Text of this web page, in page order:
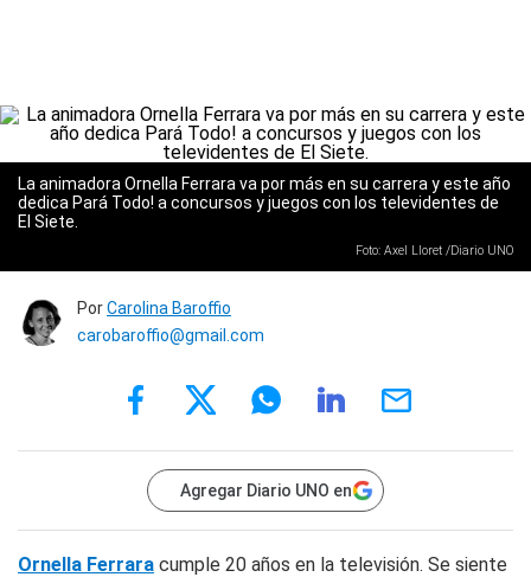
La animadora Ornella Ferrara va por más en su carrera y este año
dedica Pará Todo! a concursos y juegos con los televidentes de
El Siete.
Foto: Axel Lloret /Diario UNO
PorCarolina Baroffio
carobaroffio@gmail.com
Agregar Diario UNO en
Ornella Ferrara cumple 20 años en la televisión. Se siente